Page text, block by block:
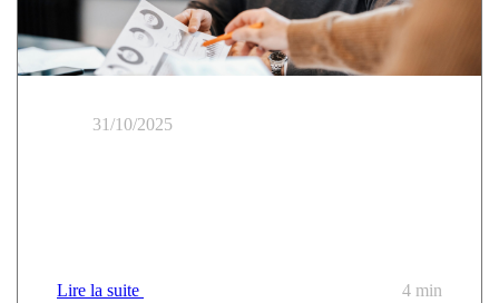
31/10/2025
Lire la suite 4 min